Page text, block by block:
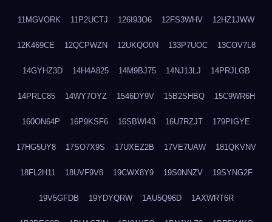
11MGVORK 11P2UCTJ 126I93O6 12FS3WHV 12HZ1JWW
12K469CE 12QCPWZN 12UKQO0N 133P7UOC 13COV7L8
14GYHZ3D 14H4A825 14M9BJ75 14NJ13LJ 14PRJLGB
14PRLC85 14WY7OYZ 1546DY9V 15B2SHBQ 15C9WR6H
160ON64P 16P9KSF6 16SBWI43 16U7RZJT 179PIGYE
17HG5UY8 17SO7X9S 17UXEZ2B 17VE7UAW 181QKVNV
18FL2H11 18UVF9V8 19CWX8Y9 19S0NNZV 19SYNG2F
19V5GFDB 19YDYQRW 1AU5Q96D 1AXWRT6R